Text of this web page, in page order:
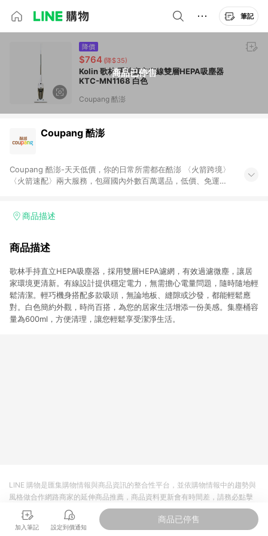
筆記
商品已停售
降價
$764 (降$35)
Kolin 歌林 手持直立有線雙層HEPA吸塵器
KTC-MN1168 白色
Coupang 酷澎
Coupang 酷澎
Coupang 酷澎-天天低價，你的日常所需都在酷澎 〈火箭跨境〉
〈火箭速配〉兩大服務，包羅國內外數百萬選品，低價、免運，
加入WOW會員告別湊免運，火箭速配、火箭跨境優質選品不限金
商品描述
商品描述
歌林手持直立HEPA吸塵器，採用雙層HEPA濾網，有效過濾微塵，讓居
家環境更清新。有線設計提供穩定電力，無需擔心電量問題，隨時隨地輕
鬆清潔。輕巧機身搭配多款吸頭，無論地板、縫隙或沙發，都能輕鬆應
對。白色簡約外觀，時尚百搭，為您的居家生活增添一份美感。集塵桶容
量為600ml，方便清理，讓您輕鬆享受潔淨生活。
加入筆記 設定到價通知
商品已停售
LINE 購物是匯集購物情報與商品資訊的整合性平台，並依購物情報中的趨勢與
風格做合作網路商家的延伸商品推薦，商品資料更新會有時間差，請務必點擊
商品至各合作網路商家，確認現售價與購物條件，一切資訊以合作廠商網頁為
準。